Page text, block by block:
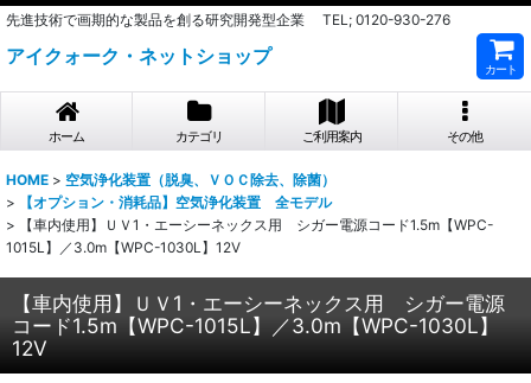
先進技術で画期的な製品を創る研究開発型企業 TEL; 0120-930-276
アイクォーク・ネットショップ
カート
ホーム カテゴリ ご利用案内 その他
HOME > 空気浄化装置（脱臭、ＶＯＣ除去、除菌）
>
【オプション・消耗品】空気浄化装置 全モデル
>
【車内使用】ＵＶ1・エーシーネックス用 シガー電源コード1.5m【WPC-
1015L】／3.0m【WPC-1030L】12V
【車内使用】ＵＶ1・エーシーネックス用 シガー電源
コード1.5m【WPC-1015L】／3.0m【WPC-1030L】
12V